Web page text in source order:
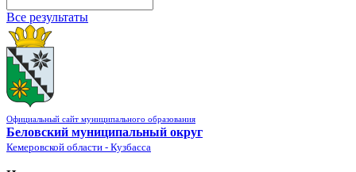
Все результаты
Официальный сайт муниципального образования
Беловский муниципальный округ
Кемеровской области - Кузбасса